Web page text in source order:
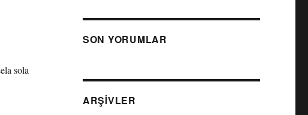
sola
SON YORUMLAR
ARŞIVLER